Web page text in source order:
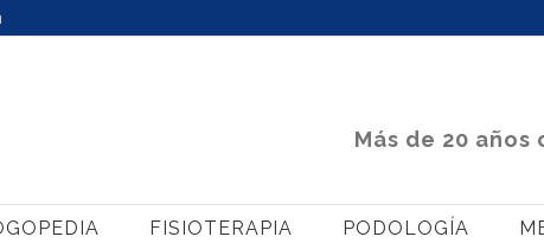
Más de 20
FISIOTERAPIA PODOLOGÍA